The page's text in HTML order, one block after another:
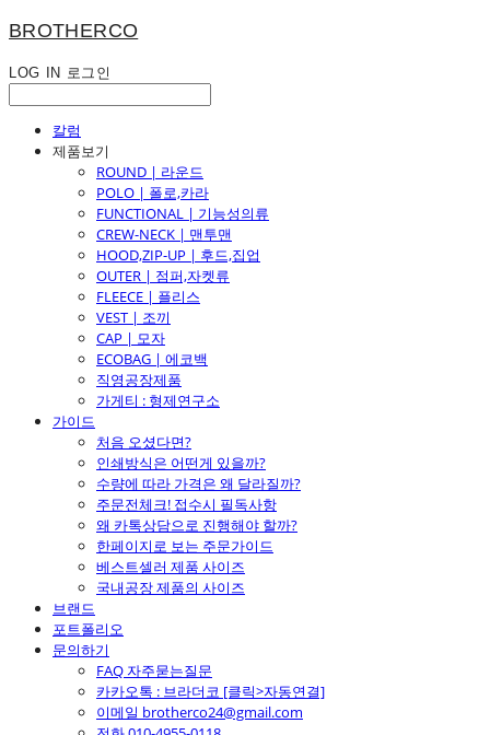
BROTHERCO
LOG IN 로그인
칼럼
제품보기
ROUND | 라운드
POLO | 폴로,카라
FUNCTIONAL | 기능성의류
CREW-NECK | 맨투맨
HOOD,ZIP-UP | 후드,집업
OUTER | 점퍼,자켓류
FLEECE | 플리스
VEST | 조끼
CAP | 모자
ECOBAG | 에코백
직영공장제품
가게티 : 형제연구소
가이드
처음 오셨다면?
인쇄방식은 어떤게 있을까?
수량에 따라 가격은 왜 달라질까?
주문전체크! 접수시 필독사항
왜 카톡상담으로 진행해야 할까?
한페이지로 보는 주문가이드
베스트셀러 제품 사이즈
국내공장 제품의 사이즈
브랜드
포트폴리오
문의하기
FAQ 자주묻는질문
카카오톡 : 브라더코 [클릭>자동연결]
이메일 brotherco24@gmail.com